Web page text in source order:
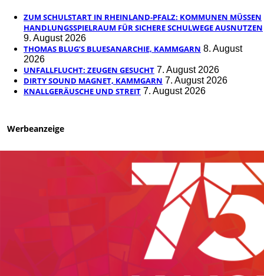
ZUM SCHULSTART IN RHEINLAND-PFALZ: KOMMUNEN MÜSSEN
HANDLUNGSSPIELRAUM FÜR SICHERE SCHULWEGE AUSNUTZEN
9. August 2026
THOMAS BLUG’S BLUESANARCHIE, KAMMGARN 8. August
2026
UNFALLFLUCHT: ZEUGEN GESUCHT 7. August 2026
DIRTY SOUND MAGNET, KAMMGARN 7. August 2026
KNALLGERÄUSCHE UND STREIT 7. August 2026
Werbeanzeige